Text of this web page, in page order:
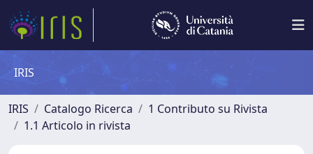
IRIS
IRIS Catalogo Ricerca
1 Contributo su Rivista
1.1 Articolo in rivista